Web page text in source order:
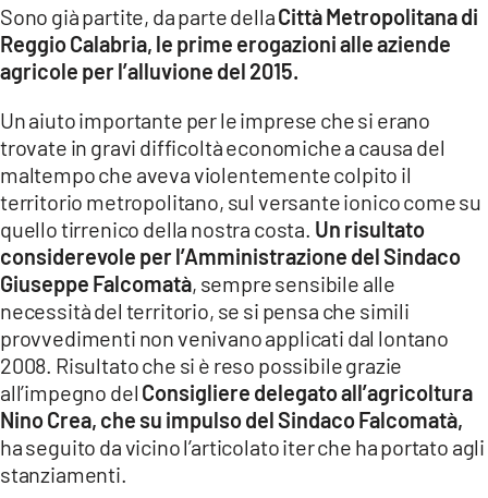
LACPLAY.IT
LACTV.IT
LACITYMAG.IT
ILREGGINO.IT
COSENZACHANNEL.IT
ILVIBONESE.IT
CATANZAROCHANNEL.IT
LACAPITALENEWS.IT
App
ANDROID
Sono già partite, da parte dellaCittà Metropolitana di
Reggio Calabria, le prime erogazioni alle aziende
agricole per l’alluvione del 2015.
Un aiuto importante per le imprese che si erano
trovate in gravi difficoltà economiche a causa del
maltempo che aveva violentemente colpito il
territorio metropolitano, sul versante ionico come su
quello tirrenico della nostra costa. Un risultato
considerevole per l’Amministrazione del Sindaco
Giuseppe Falcomatà, sempre sensibile alle
necessità del territorio, se si pensa che simili
provvedimenti non venivano applicati dal lontano
2008. Risultato che si è reso possibile grazie
all’impegno del Consigliere delegato all’agricoltura
Nino Crea, che su impulso del Sindaco Falcomatà,
ha seguito da vicino l’articolato iter che ha portato agli
stanziamenti.